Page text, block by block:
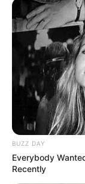
BUZZ DAY
Everybody
Recently